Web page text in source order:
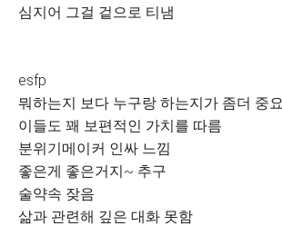
심지어 그걸 겉으로 티냄
esfp
뭐하는지 보다 누구랑 하는지가 좀더 중
이들도 꽤 보편적인 가치를 따름
분위기메이커 인싸 느낌
좋은게 좋은거지~ 추구
술약속 잦음
삶과 관련해 깊은 대화 못함